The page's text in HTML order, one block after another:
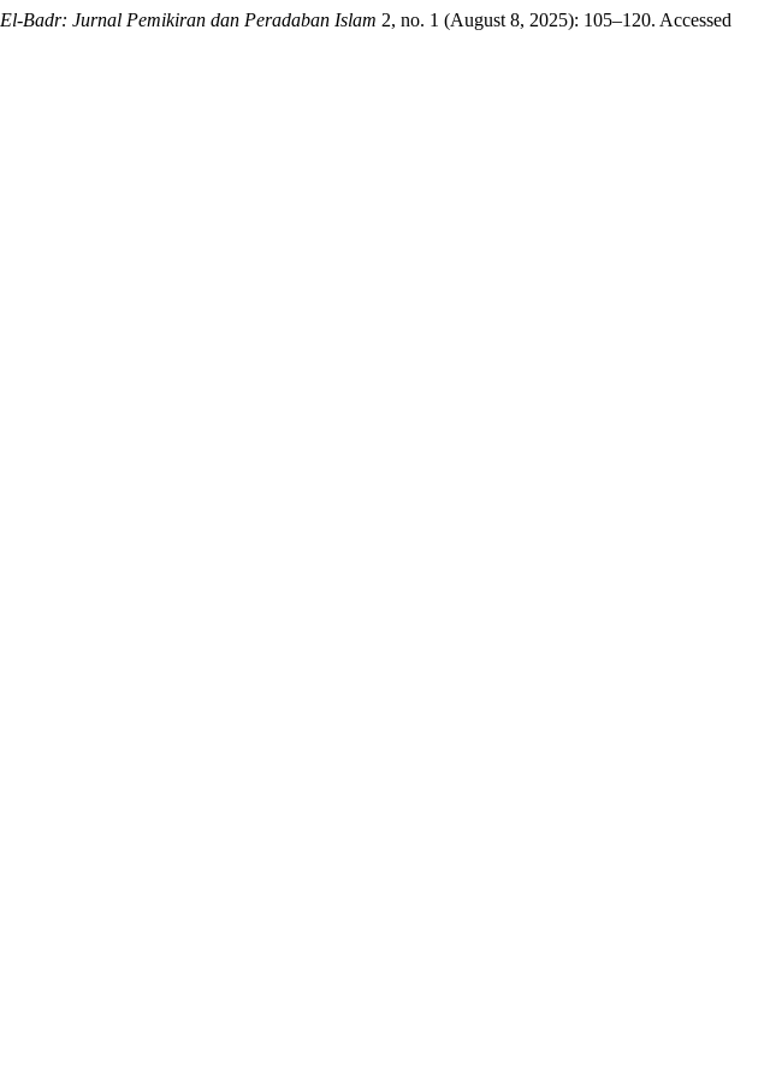
El-Badr: Jurnal Pemikiran dan Peradaban Islam 2, no. 1 (August 8, 2025): 105–120. Accessed